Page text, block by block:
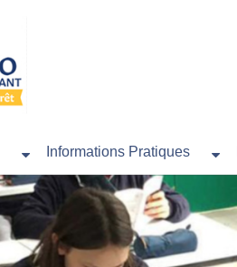
Informations Pratiques